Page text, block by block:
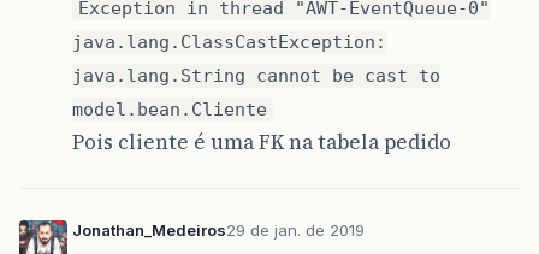
Exception in thread "AWT-EventQueue-0"
java.lang.ClassCastException:
java.lang.String cannot be cast to
model.bean.Cliente
Pois cliente é uma FK na tabela pedido
Jonathan_Medeiros29 de jan. de 2019